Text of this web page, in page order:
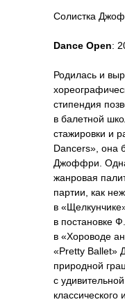
Солистка
Dance Open:
Родилась и
стипендия
в балетной
стажировки и
Dancers», она
Джоффри. Одна
жанровая
партии, как
в
в постановке
в «Хороводе
«Pretty Ballet»
природной
с
классического